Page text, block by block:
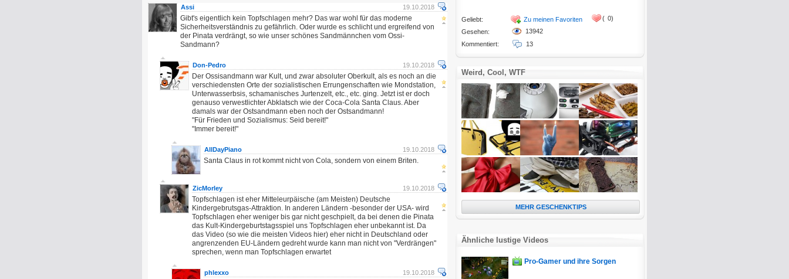
19.10.2018
Assi
Gibt's eigentlich kein Topfschlagen mehr? Das war wohl für das moderne
Sicherheitsverständnis zu gefährlich. Oder wurde es schlicht und ergreifend von
der Pinata verdrängt, so wie unser schönes Sandmännchen vom Ossi-
Sandmann?
19.10.2018
Don-Pedro
Der Ossisandmann war Kult, und zwar absoluter Oberkult, als es noch an die
verschiedensten Orte der sozialistischen Errungenschaften wie Mondstation,
Unterwasserbsis, schamanisches Jurtenzelt, etc., etc. ging. Jetzt ist er doch
genauso verwestlichter Abklatsch wie der Coca-Cola Santa Claus. Aber
damals war der Ostsandmann eben noch der Ostsandmann!
"Für Frieden und Sozialismus: Seid bereit!"
"Immer bereit!"
19.10.2018
AllDayPiano
Santa Claus in rot kommt nicht von Cola, sondern von einem Briten.
19.10.2018
ZicMorley
Topfschlagen ist eher Mitteleurpäische (am Meisten) Deutsche
Kindergebrutsgas-Attraktion. In anderen Ländern -besonder der USA- wird
Topfschlagen eher weniger bis gar nicht geschpielt, da bei denen die Pinata
das Kult-Kindergeburtstagsspiel uns Topfschlagen eher unbekannt ist. Da
das Video (so wie die meisten Videos hier) eher nicht in Deutschland oder
angrenzenden EU-Ländern gedreht wurde kann man nicht von "Verdrängen"
sprechen, wenn man Topfschlagen erwartet
19.10.2018
phlexxo
Geliebt:
Gesehen:
Kommentiert:
Zu meinen Favoriten
13942
13
( 0)
Weird, Cool, WTF
MEHR GESCHENKTIPS
Ähnliche lustige Videos
Pro-Gamer und ihre Sorgen